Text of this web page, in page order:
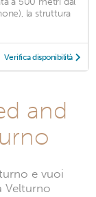
la struttura
Verifica disponibilità
and
e vuoi
Velturno